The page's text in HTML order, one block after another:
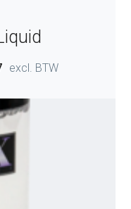
excl. BTW